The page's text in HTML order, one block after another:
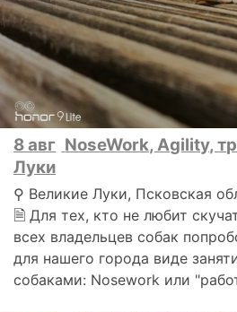
8 авг NoseWork, Agility,
Луки
⚲ Великие Луки, Псковская
🗎 Для тех, кто не любит
всех владельцев собак
для нашего города виде
собаками: Nosework или